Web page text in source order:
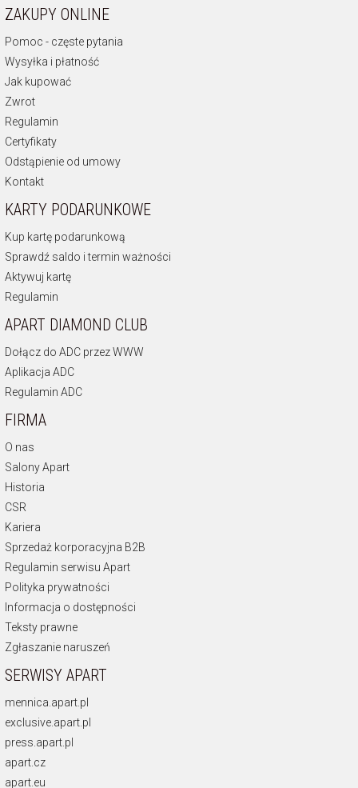
ZAKUPY ONLINE
Pomoc - częste pytania
Wysyłka i płatność
Jak kupować
Zwrot
Regulamin
Certyfikaty
Odstąpienie od umowy
Kontakt
KARTY PODARUNKOWE
Kup kartę podarunkową
Sprawdź saldo i termin ważności
Aktywuj kartę
Regulamin
APART DIAMOND CLUB
Dołącz do ADC przez WWW
Aplikacja ADC
Regulamin ADC
FIRMA
O nas
Salony Apart
Historia
CSR
Kariera
Sprzedaż korporacyjna B2B
Regulamin serwisu Apart
Polityka prywatności
Informacja o dostępności
Teksty prawne
Zgłaszanie naruszeń
SERWISY APART
mennica.apart.pl
exclusive.apart.pl
press.apart.pl
apart.cz
apart.eu